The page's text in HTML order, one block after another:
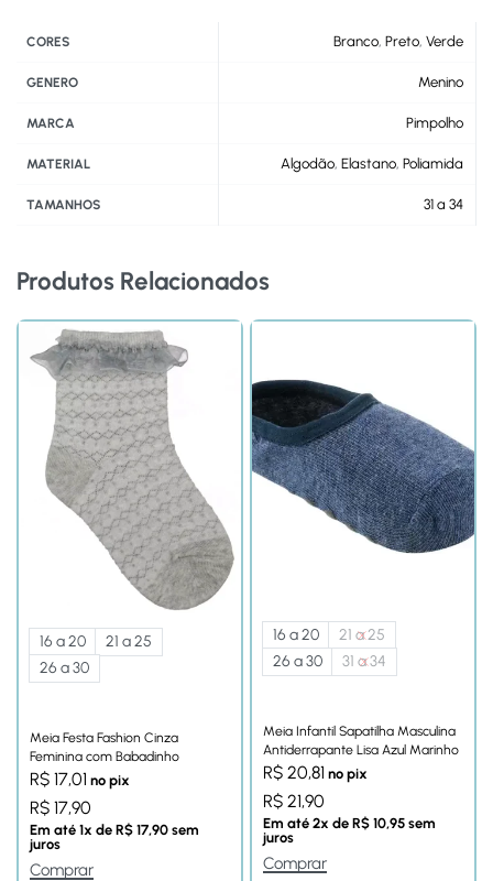
CORES Branco, Preto, Verde
GENERO Menino
MARCA Pimpolho
MATERIAL Algodão, Elastano, Poliamida
TAMANHOS 31 a 34
Produtos Relacionados
16 a 20
21 a 25
26 a 30
Meia Festa Fashion Cinza
Feminina com Babadinho
R$ 17,01 no pix
R$ 17,90
Em até 1x de R$ 17,90 sem
juros
Comprar
16 a 20
21 a 25
26 a 30
31 a 34
Meia Infantil Sapatilha Masculina
Antiderrapante Lisa Azul Marinho
R$ 20,81 no pix
R$ 21,90
Em até 2x de R$ 10,95 sem
juros
Comprar